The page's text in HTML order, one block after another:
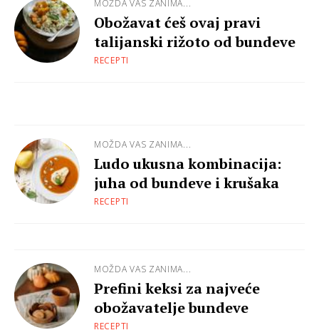
MOŽDA VAS ZANIMA...
Obožavat ćeš ovaj pravi
talijanski rižoto od bundeve
RECEPTI
MOŽDA VAS ZANIMA...
Ludo ukusna kombinacija:
juha od bundeve i krušaka
RECEPTI
MOŽDA VAS ZANIMA...
Prefini keksi za najveće
obožavatelje bundeve
RECEPTI